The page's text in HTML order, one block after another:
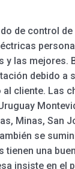
de control
las mejores.
debido a
cliente. Las
Minas, San
se
tienen una
insiste en el